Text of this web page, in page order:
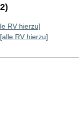
RV hierzu]
[alle RV hierzu]